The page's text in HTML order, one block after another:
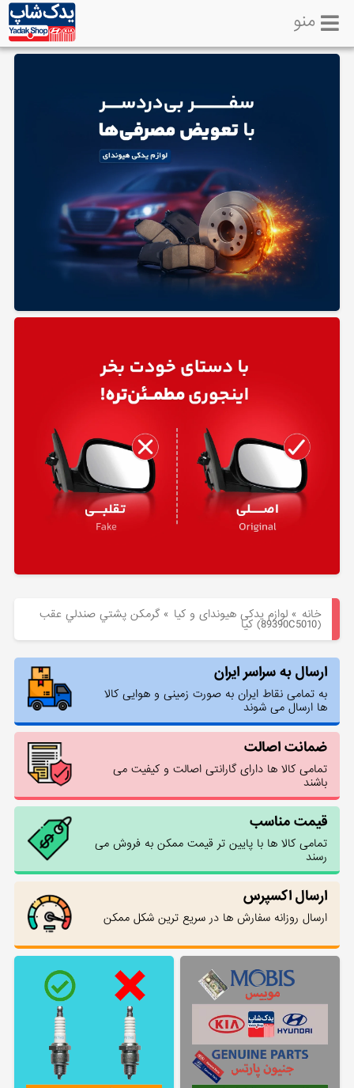
لوازم
منو
خانه »لوازم یدکی هیوندای و کیا »گرمكن پشتي صندلي عقب
(89390C5010) کیا
ارسال به سراسر ایران
به تمامی نقاط ایران به صورت زمینی و هوایی کالا
ها ارسال می شوند
ضمانت اصالت
تمامی کالا ها دارای گارانتی اصالت و کیفیت می
باشند
قیمت مناسب
تمامی کالا ها با پایین تر قیمت ممکن به فروش می
رسند
ارسال اکسپرس
ارسال روزانه سفارش ها در سریع ترین شکل ممکن